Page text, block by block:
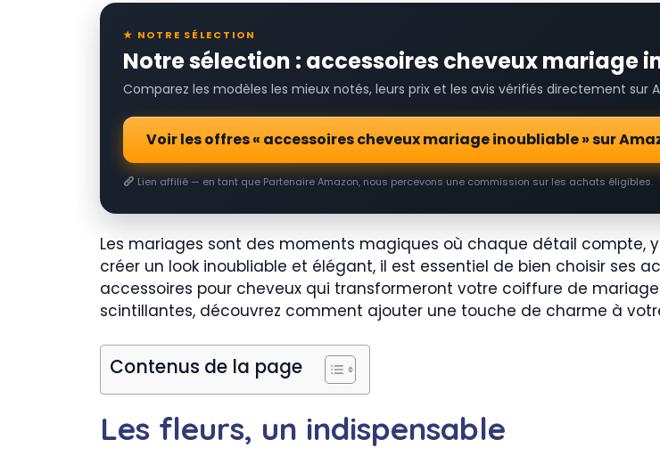
★ NOTRE SÉLECTION
Notre sélection : accessoires cheveux mariage
Comparez les modèles les mieux notés, leurs prix et les avis vérifiés directement sur
Voir les offres « accessoires cheveux mariage inoubliable » sur
Lien affilié — en tant que Partenaire Amazon, nous percevons une commission sur les achats éligibles.
Les mariages sont des moments magiques où chaque détail compte,
créer un look inoubliable et élégant, il est essentiel de bien choisir ses
accessoires pour cheveux qui transformeront votre coiffure de
scintillantes, découvrez comment ajouter une touche de charme à
Contenus de la page
Les fleurs, un indispensable